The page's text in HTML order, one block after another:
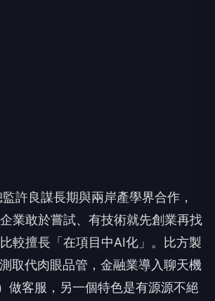
許良謀長期與兩岸產學界合作，
業敢於嘗試、有技術就先創業再找
較擅長「在項目中AI化」。比方製
取代肉眼品管，金融業導入聊天機
做客服，另一個特色是有源源不絕